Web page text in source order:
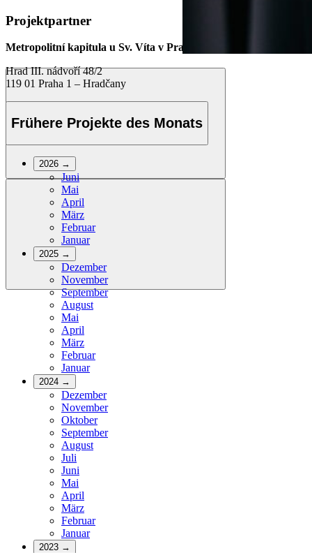
Projektpartner
Metropolitní kapitula u Sv. Víta v Praze
Hrad III. nádvoří 48/2
119 01 Praha 1 – Hradčany
Frühere Projekte des Monats
2026 →
Juni
Mai
April
März
Februar
Januar
2025 →
Dezember
November
September
August
Mai
April
März
Februar
Januar
2024 →
Dezember
November
Oktober
September
August
Juli
Juni
Mai
April
März
Februar
Januar
2023 →